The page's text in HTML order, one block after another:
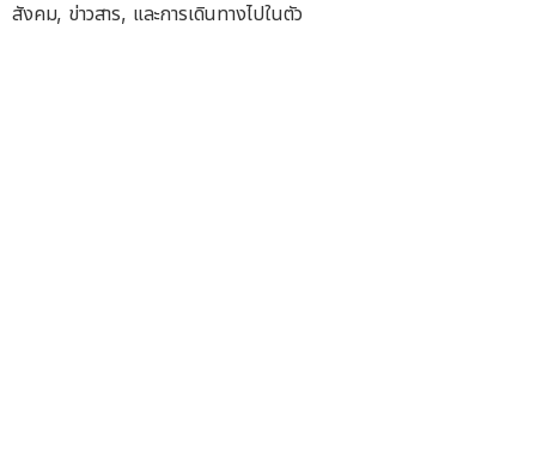
สังคม, ข่าวสาร, และการเดินทางไปในตัว